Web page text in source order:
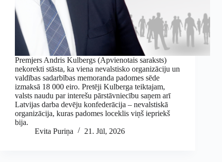
Premjers Andris Kulbergs (Apvienotais saraksts)
nekorekti stāsta, ka viena nevalstisko organizāciju un
valdības sadarbības memoranda padomes sēde
izmaksā 18 000 eiro. Pretēji Kulberga teiktajam,
valsts naudu par interešu pārstāvniecību saņem arī
Latvijas darba devēju konfederācija – nevalstiskā
organizācija, kuras padomes loceklis viņš iepriekš
bija.
Evita Puriņa
21. Jūl, 2026